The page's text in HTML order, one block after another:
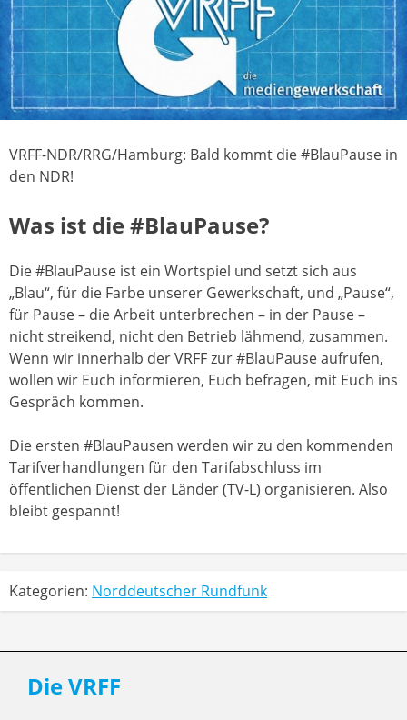
VRFF-NDR/RRG/Hamburg: Bald kommt die #BlauPause in
den NDR!
Was ist die #BlauPause?
Die #BlauPause ist ein Wortspiel und setzt sich aus
„Blau“, für die Farbe unserer Gewerkschaft, und „Pause“,
für Pause – die Arbeit unterbrechen – in der Pause –
nicht streikend, nicht den Betrieb lähmend, zusammen.
Wenn wir innerhalb der VRFF zur #BlauPause aufrufen,
wollen wir Euch informieren, Euch befragen, mit Euch ins
Gespräch kommen.
Die ersten #BlauPausen werden wir zu den kommenden
Tarifverhandlungen für den Tarifabschluss im
öffentlichen Dienst der Länder (TV-L) organisieren. Also
bleibt gespannt!
Kategorien: Norddeutscher Rundfunk
Die VRFF